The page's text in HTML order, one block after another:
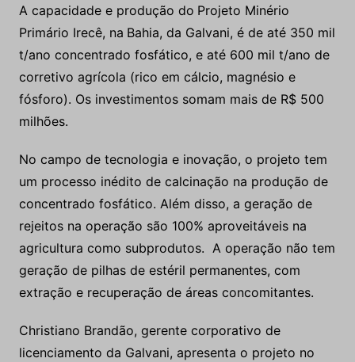
A capacidade e produção do Projeto Minério
Primário Irecê, na Bahia, da Galvani, é de até 350 mil
t/ano concentrado fosfático, e até 600 mil t/ano de
corretivo agrícola (rico em cálcio, magnésio e
fósforo). Os investimentos somam mais de R$ 500
milhões.
No campo de tecnologia e inovação, o projeto tem
um processo inédito de calcinação na produção de
concentrado fosfático. Além disso, a geração de
rejeitos na operação são 100% aproveitáveis na
agricultura como subprodutos. A operação não tem
geração de pilhas de estéril permanentes, com
extração e recuperação de áreas concomitantes.
Christiano Brandão, gerente corporativo de
licenciamento da Galvani, apresenta o projeto no